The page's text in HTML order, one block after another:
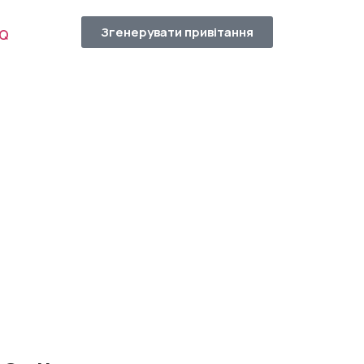
Згенерувати привітання